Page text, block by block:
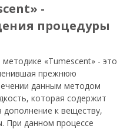
-
процедуры
«Tumescent» - это
прежнюю
данным методом
которая содержит
дополнение к веществу,
При данном процессе